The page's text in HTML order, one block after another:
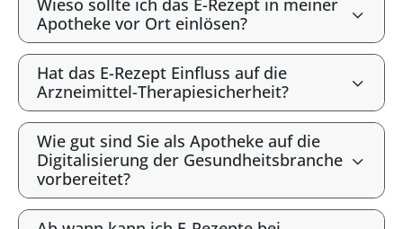
Wieso sollte ich das E-Rezept in meiner
Apotheke vor Ort einlösen?
Hat das E-Rezept Einfluss auf die
Arzneimittel-Therapiesicherheit?
Wie gut sind Sie als Apotheke auf die
Digitalisierung der Gesundheitsbranche
vorbereitet?